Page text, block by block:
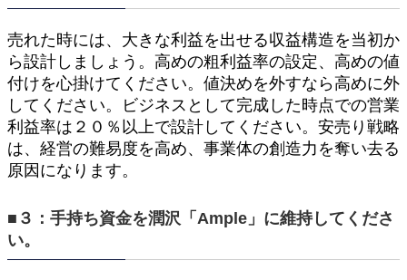
売れた時には、大きな利益を出せる収益構造を当初か
ら設計しましょう。高めの粗利益率の設定、高めの値
付けを心掛けてください。値決めを外すなら高めに外
してください。ビジネスとして完成した時点での営業
利益率は２０％以上で設計してください。安売り戦略
は、経営の難易度を高め、事業体の創造力を奪い去る
原因になります。
■３：手持ち資金を潤沢「Ample」に維持してくださ
い。